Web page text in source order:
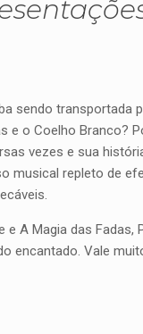
sendo transportada
e o Coelho Branco?
vezes e sua
musical repleto de
A Magia das Fadas,
encantado. Vale